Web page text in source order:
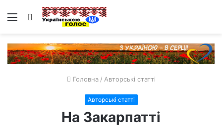
Меню Пошук
Головна / Авторські статті
Авторські статті
На Закарпатті